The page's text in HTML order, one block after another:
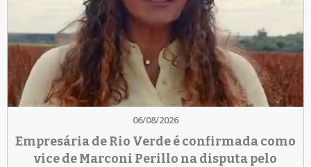
06/08/2026
Empresária de Rio Verde é confirmada como
vice de Marconi Perillo na disputa pelo